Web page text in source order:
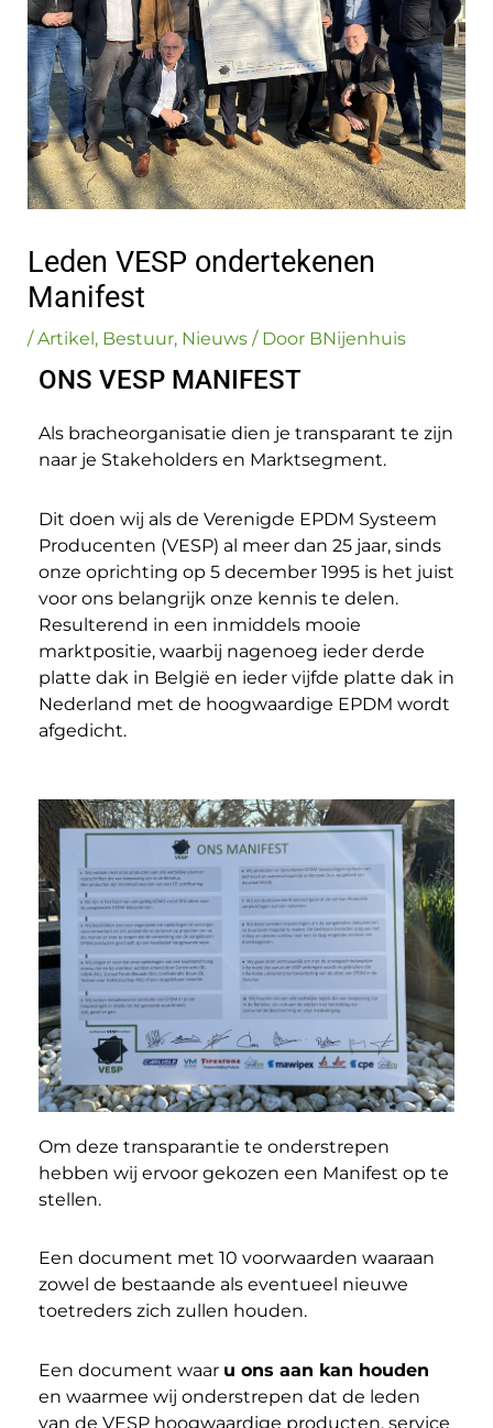
Leden VESP ondertekenen
Manifest
/Artikel , Bestuur, Nieuws/ Door BNijenhuis
ONS VESP MANIFEST
Als bracheorganisatie dien je transparant te zijn
naar je Stakeholders en Marktsegment.
Dit doen wij als de Verenigde EPDM Systeem
Producenten (VESP) al meer dan 25 jaar, sinds
onze oprichting op 5 december 1995 is het juist
voor ons belangrijk onze kennis te delen.
Resulterend in een inmiddels mooie
marktpositie, waarbij nagenoeg ieder derde
platte dak in België en ieder vijfde platte dak in
Nederland met de hoogwaardige EPDM wordt
afgedicht.
Om deze transparantie te onderstrepen
hebben wij ervoor gekozen een Manifest op te
stellen.
Een document met 10 voorwaarden waaraan
zowel de bestaande als eventueel nieuwe
toetreders zich zullen houden.
Een document waar u ons aan kan houden
en waarmee wij onderstrepen dat de leden
van de VESP hoogwaardige producten, service